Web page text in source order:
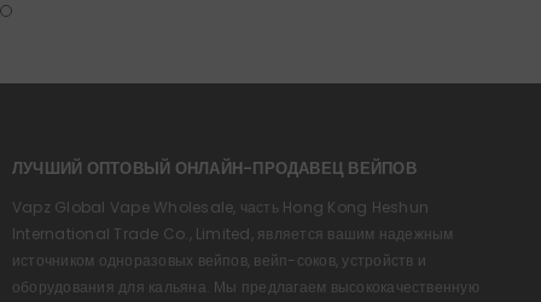
ЛУЧШИЙ ОПТОВЫЙ ОНЛАЙН-ПРОДАВЕЦ ВЕЙПОВ
Vapz Global Vape Wholesale, часть Hong Kong Heshun
International Trade Co., Limited, является вашим надежным
источником одноразовых вейпов, вейп-соков, устройств и
оборудования для кальяна. Мы предлагаем высококачественную